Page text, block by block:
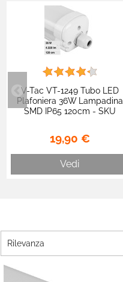
V-Tac VT-1249 Tubo LED
Plafoniera 36W Lampadina
SMD IP65 120cm - SKU
19,90 €
Vedi
Rilevanza